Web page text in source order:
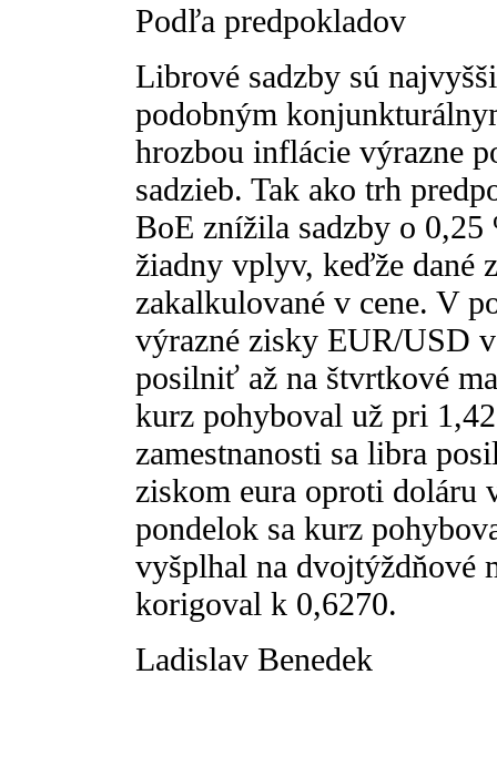
Podľa predpokladov
Librové sadzby sú
podobným
hrozbou inflácie výrazne
sadzieb. Tak ako trh
BoE znížila sadzby o
žiadny vplyv, keďže dané
zakalkulované v cene. V
výrazné zisky EUR/USD
posilniť až na štvrtkové
kurz pohyboval už pri
zamestnanosti sa libra
ziskom eura oproti doláru
pondelok sa kurz
vyšplhal na dvojtýždňové
korigoval k 0,6270.
Ladislav Benedek